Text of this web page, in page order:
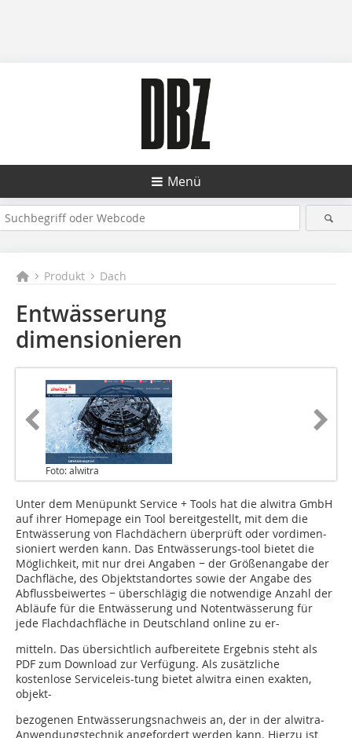
Menü
Produkt Dach
Entwässerung
dimensionieren
Foto: alwitra
Unter dem Menüpunkt Service + Tools hat die alwitra GmbH
auf ihrer Homepage ein Tool bereitgestellt, mit dem die
Entwässerung von Flachdächern überprüft oder vordimen-
sioniert werden kann. Das Entwässerungs-tool bietet die
Möglichkeit, mit nur drei Angaben − der Größenangabe der
Dachfläche, des Objektstandortes sowie der Angabe des
Abflussbeiwertes − überschlägig die notwendige Anzahl der
Abläufe für die Entwässerung und Notentwässerung für
jede Flachdachfläche in Deutschland online zu er-
mitteln. Das übersichtlich aufbereitete Ergebnis steht als
PDF zum Download zur Verfügung. Als zusätzliche
kostenlose Serviceleis-tung bietet alwitra einen exakten,
objekt-
bezogenen Entwässerungsnachweis an, der in der alwitra-
Anwendungstechnik angefordert werden kann. Hierzu ist